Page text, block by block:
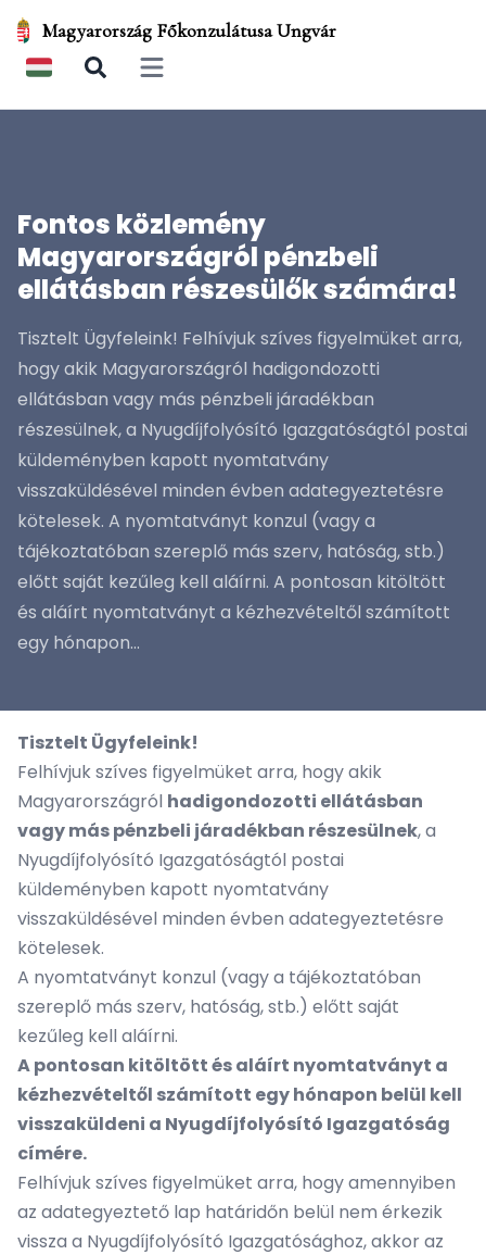
Magyarország Főkonzulátusa Ungvár
Open main menu
Fontos közlemény
Magyarországról pénzbeli
ellátásban részesülők számára!
Tisztelt Ügyfeleink! Felhívjuk szíves figyelmüket arra,
hogy akik Magyarországról hadigondozotti
ellátásban vagy más pénzbeli járadékban
részesülnek, a Nyugdíjfolyósító Igazgatóságtól postai
küldeményben kapott nyomtatvány
visszaküldésével minden évben adategyeztetésre
kötelesek. A nyomtatványt konzul (vagy a
tájékoztatóban szereplő más szerv, hatóság, stb.)
előtt saját kezűleg kell aláírni. A pontosan kitöltött
és aláírt nyomtatványt a kézhezvételtől számított
egy hónapon...
Tisztelt Ügyfeleink!
Felhívjuk szíves figyelmüket arra, hogy akik
Magyarországról hadigondozotti ellátásban
vagy más pénzbeli járadékban részesülnek, a
Nyugdíjfolyósító Igazgatóságtól postai
küldeményben kapott nyomtatvány
visszaküldésével minden évben adategyeztetésre
kötelesek.
A nyomtatványt konzul (vagy a tájékoztatóban
szereplő más szerv, hatóság, stb.) előtt saját
kezűleg kell aláírni.
A pontosan kitöltött és aláírt nyomtatványt a
kézhezvételtől számított egy hónapon belül kell
visszaküldeni a Nyugdíjfolyósító Igazgatóság
címére.
Felhívjuk szíves figyelmüket arra, hogy amennyiben
az adategyeztető lap határidőn belül nem érkezik
vissza a Nyugdíjfolyósító Igazgatósághoz, akkor az